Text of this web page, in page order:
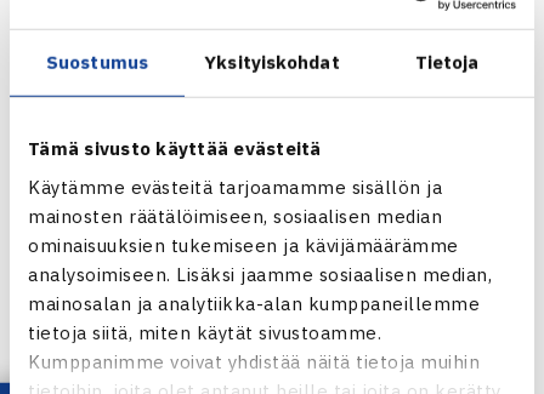
Suostumus Yksityiskohdat Tietoja
Tämä sivusto käyttää evästeitä
Käytämme evästeitä tarjoamamme sisällön ja
mainosten räätälöimiseen, sosiaalisen median
ominaisuuksien tukemiseen ja kävijämäärämme
analysoimiseen. Lisäksi jaamme sosiaalisen median,
mainosalan ja analytiikka-alan kumppaneillemme
tietoja siitä, miten käytät sivustoamme.
Kumppanimme voivat yhdistää näitä tietoja muihin
2.kierrosta: Ernepesov/Niklas-Salminen – Nawakrn
Khunjan/Vorchon Rakpuangchon
Puolivälieriä: Bogdan Bobrov/Boris Pokotilov Venäjä (1.) –
Ernepesov/Niklas-Salminen
75 67(4) [10-7]
Turnaus verkossa
Tällä viikolla Eero ja Patrik kisaavat ITF:n
kakkoskategorian kisassa Chuncheon Cityssä, Etelä-